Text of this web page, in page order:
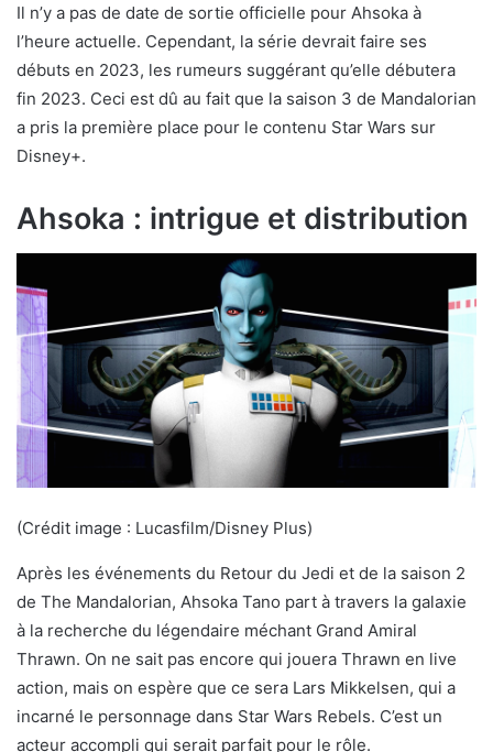
Il n’y a pas de date de sortie officielle pour Ahsoka à
l’heure actuelle. Cependant, la série devrait faire ses
débuts en 2023, les rumeurs suggérant qu’elle débutera
fin 2023. Ceci est dû au fait que la saison 3 de Mandalorian
a pris la première place pour le contenu Star Wars sur
Disney+.
Ahsoka : intrigue et distribution
(Crédit image : Lucasfilm/Disney Plus)
Après les événements du Retour du Jedi et de la saison 2
de The Mandalorian, Ahsoka Tano part à travers la galaxie
à la recherche du légendaire méchant Grand Amiral
Thrawn. On ne sait pas encore qui jouera Thrawn en live
action, mais on espère que ce sera Lars Mikkelsen, qui a
incarné le personnage dans Star Wars Rebels. C’est un
acteur accompli qui serait parfait pour le rôle.